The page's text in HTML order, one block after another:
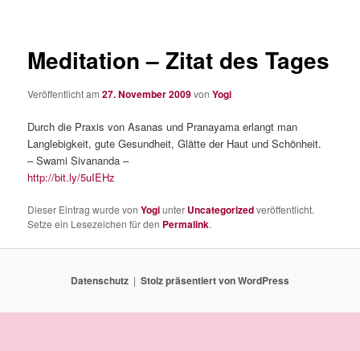
Meditation – Zitat des Tages
Veröffentlicht am27. November 2009vonYogi
Durch die Praxis von Asanas und Pranayama erlangt man
Langlebigkeit, gute Gesundheit, Glätte der Haut und Schönheit.
– Swami Sivananda –
http://bit.ly/5uIEHz
Dieser Eintrag wurde vonYogiunter Uncategorizedveröffentlicht.
Setze ein Lesezeichen für den Permalink.
Datenschutz Stolz präsentiert von WordPress